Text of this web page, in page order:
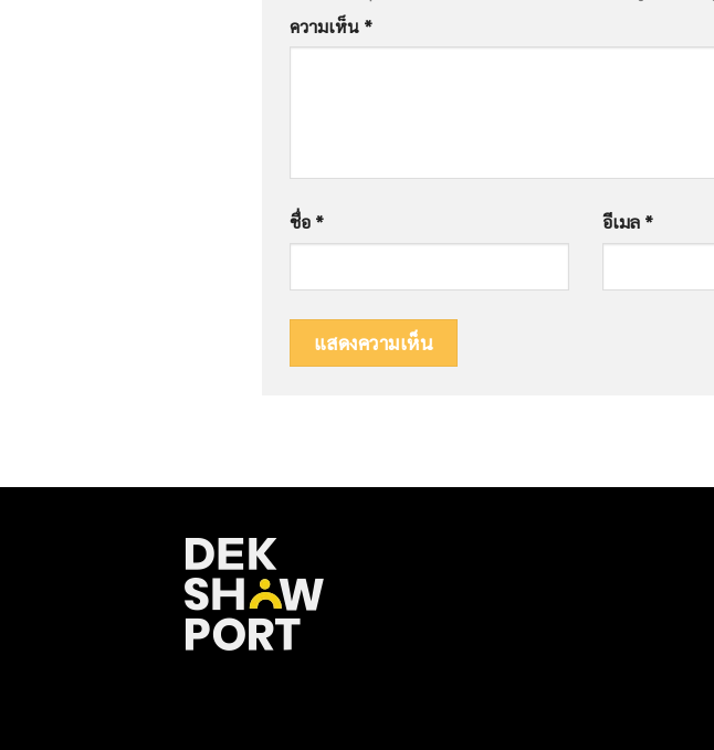
ความเห็น *
ชื่อ * อีเมล *